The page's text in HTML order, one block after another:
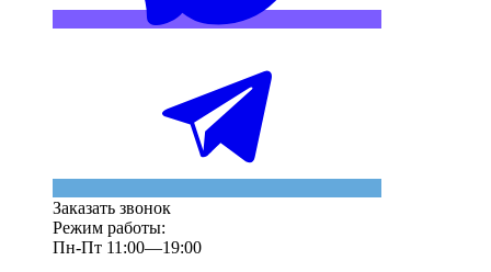
Заказать звонок
Режим работы:
Пн-Пт 11:00—19:00